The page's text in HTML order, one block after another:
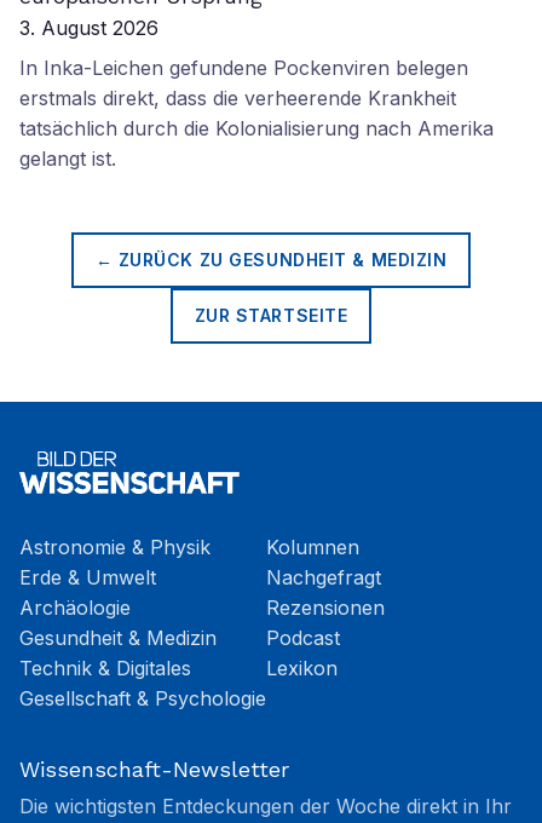
3. August 2026
In Inka-Leichen gefundene Pockenviren belegen
erstmals direkt, dass die verheerende Krankheit
tatsächlich durch die Kolonialisierung nach Amerika
gelangt ist.
← ZURÜCK ZU GESUNDHEIT & MEDIZIN
ZUR STARTSEITE
Astronomie & Physik
Erde & Umwelt
Archäologie
Gesundheit & Medizin
Technik & Digitales
Gesellschaft & Psychologie
Kolumnen
Nachgefragt
Rezensionen
Podcast
Lexikon
Wissenschaft-Newsletter
Die wichtigsten Entdeckungen der Woche direkt in Ihr